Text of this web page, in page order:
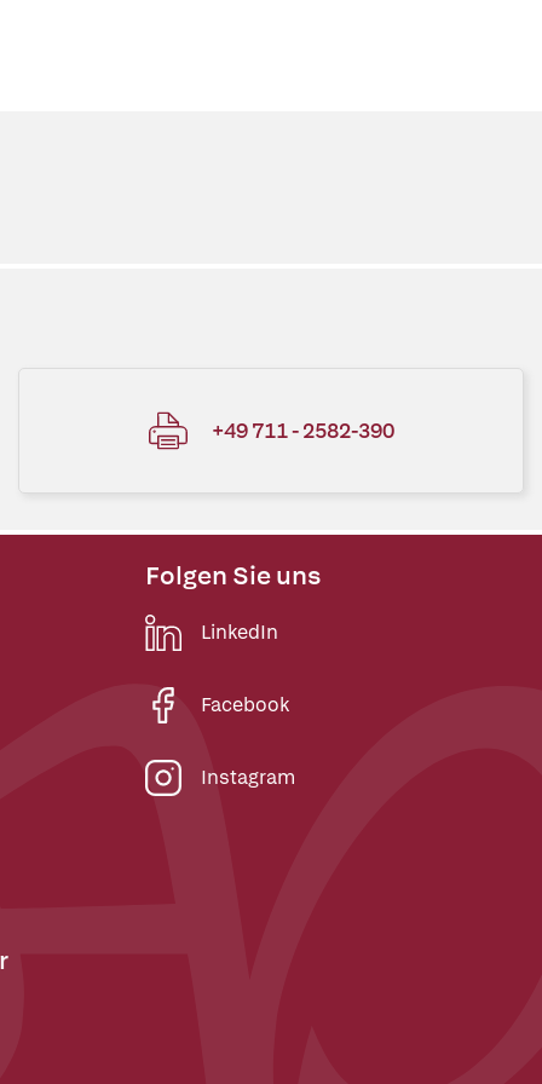
+49 711 - 2582-390
Folgen Sie uns
LinkedIn
Facebook
Instagram